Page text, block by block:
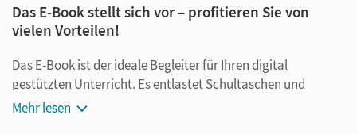
Das E-Book stellt sich vor – profitieren Sie von
vielen Vorteilen!
Das E-Book ist der ideale Begleiter für Ihren digital
gestützten Unterricht. Es entlastet Schultaschen und
Rucksäcke und ist jederzeit unkompliziert verfügbar.
Mehr lesen